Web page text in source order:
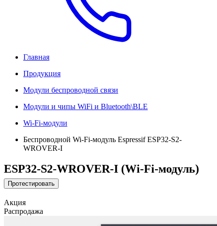
Главная
Продукция
Модули беспроводной связи
Модули и чипы WiFi и Bluetooth\BLE
Wi-Fi-модули
Беспроводной Wi-Fi-модуль Espressif ESP32-S2-
WROVER-I
ESP32-S2-WROVER-I (Wi-Fi-модуль)
Протестировать
Акция
Распродажа